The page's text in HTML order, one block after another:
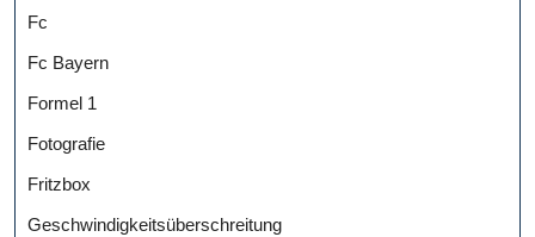
Fc
Fc Bayern
Formel 1
Fotografie
Fritzbox
Geschwindigkeitsüberschreitung